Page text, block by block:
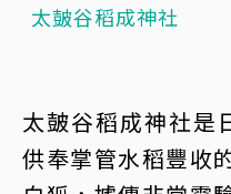
太皷谷稻成神社
太皷谷稻成神社是
供奉掌管水稻豐收